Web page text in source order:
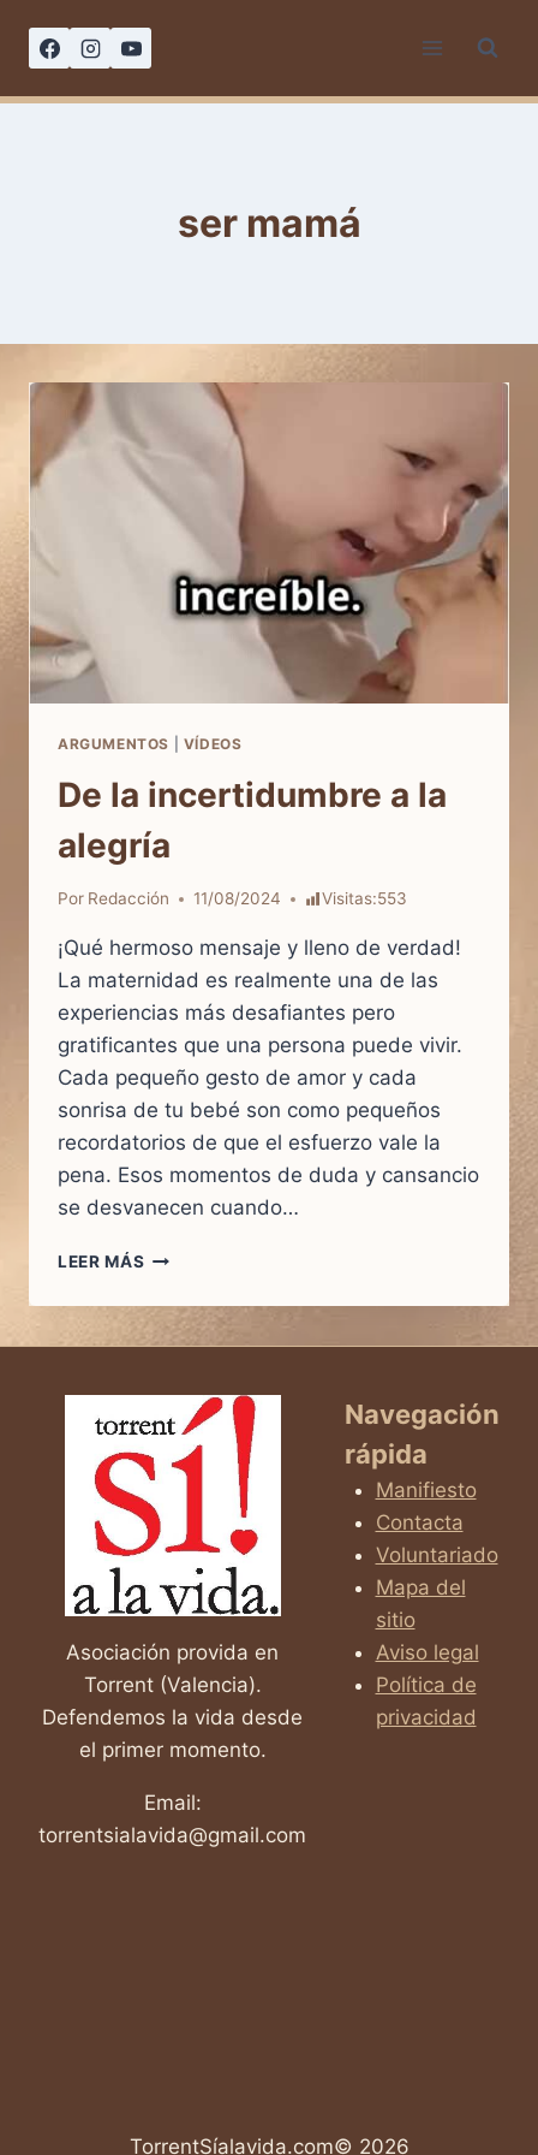
ser mamá
ARGUMENTOS VÍDEOS
De la incertidumbre a la
alegría
Por Redacción 11/08/2024 Visitas:553
¡Qué hermoso mensaje y lleno de verdad!
La maternidad es realmente una de las
experiencias más desafiantes pero
gratificantes que una persona puede vivir.
Cada pequeño gesto de amor y cada
sonrisa de tu bebé son como pequeños
recordatorios de que el esfuerzo vale la
pena. Esos momentos de duda y cansancio
se desvanecen cuando…
LEER MÁS DE
INCERTIDUMBRE
A
Asociación provida en
Torrent (Valencia).
Defendemos la vida desde
el primer momento.
Email:
torrentsialavida@gmail.com
Navegación
rápida
Manifiesto
Contacta
Voluntariado
Mapa del
sitio
Aviso legal
Política de
privacidad
TorrentSíalavida.com© 2026